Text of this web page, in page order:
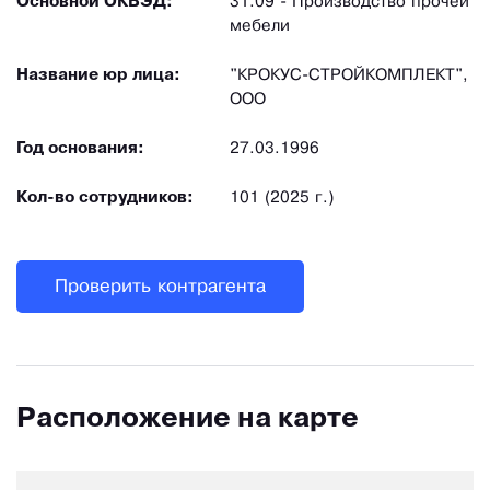
мебели
Название юр лица:
"КРОКУС-СТРОЙКОМПЛЕКТ",
ООО
Год основания: 27.03.1996
Кол-во сотрудников: 101 (2025 г.)
Проверить контрагента
Расположение на карте